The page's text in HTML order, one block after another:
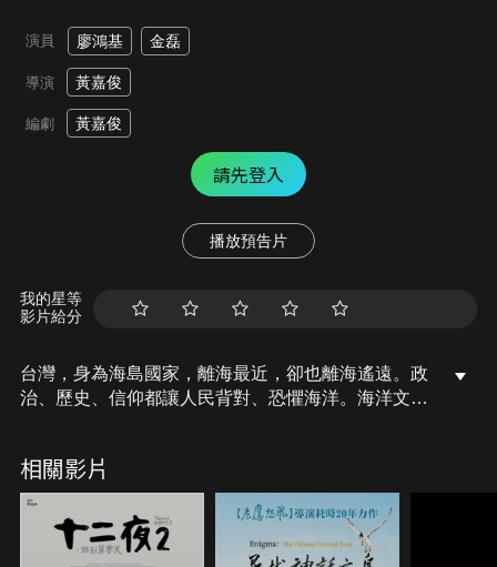
演員 廖鴻基 金磊
導演 黃嘉俊
編劇 黃嘉俊
請先登入
播放預告片
我的星等
影片給分
台灣，身為海島國家，離海最近，卻也離海遙遠。政
治、歷史、信仰都讓人民背對、恐懼海洋。海洋文學
命和國家未來的可能。台灣不只是島，還是隻沈睡的
鯨魚，鯨魚不屬於陸地，必須甦醒，往充滿可能的未
來出發前進！
相關影片